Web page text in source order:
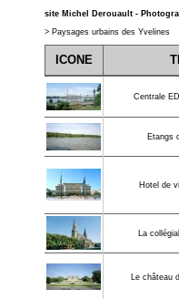
site Michel Derouault -
> Paysages urbains des Yvelines
ICONE
Centrale
Etangs
Hotel de
La
Le château